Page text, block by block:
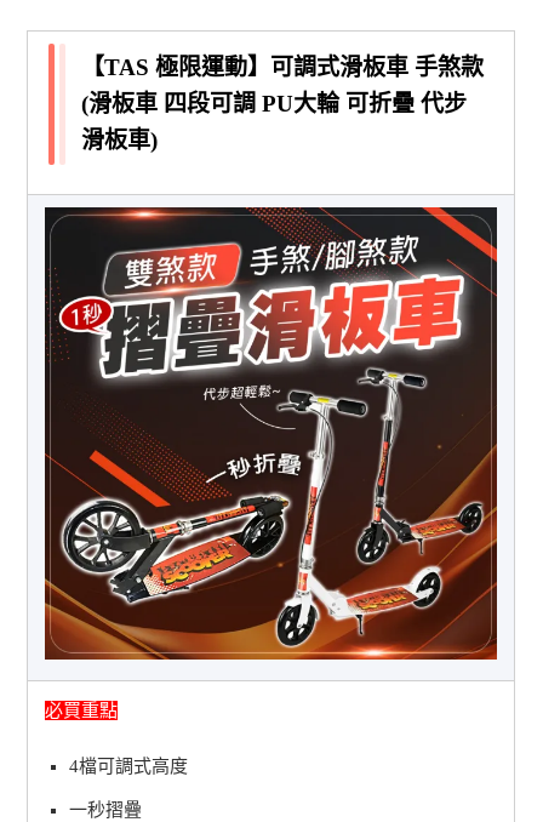
【TAS 極限運動】可調式滑板車 手煞款
(滑板車 四段可調 PU大輪 可折疊 代步
滑板車)
必買重點
4檔可調式高度
一秒摺疊